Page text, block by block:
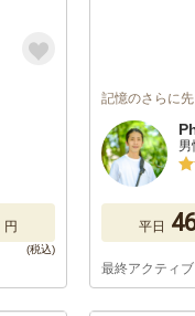
円
記憶のさらに
平日
最終アクティ